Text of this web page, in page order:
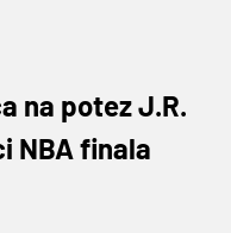
na potez J.R.
NBA finala